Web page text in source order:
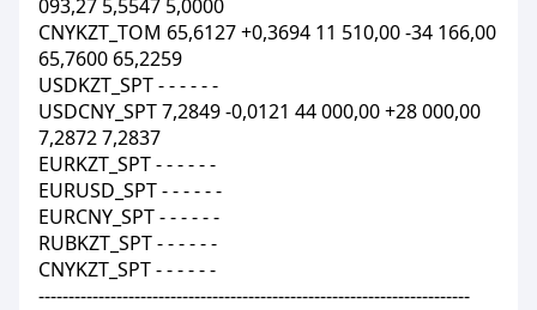
093,27 5,5547 5,0000
CNYKZT_TOM 65,6127 +0,3694 11 510,00 -34 166,00
65,7600 65,2259
USDKZT_SPT - - - - - -
USDCNY_SPT 7,2849 -0,0121 44 000,00 +28 000,00
7,2872 7,2837
EURKZT_SPT - - - - - -
EURUSD_SPT - - - - - -
EURCNY_SPT - - - - - -
RUBKZT_SPT - - - - - -
CNYKZT_SPT - - - - - -
------------------------------------------------------------------------